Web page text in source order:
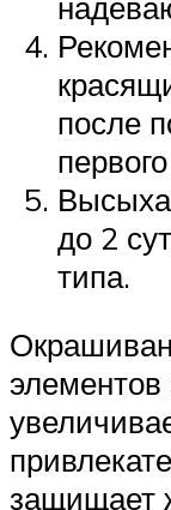
после
до 2
типа.
элементов
защищает